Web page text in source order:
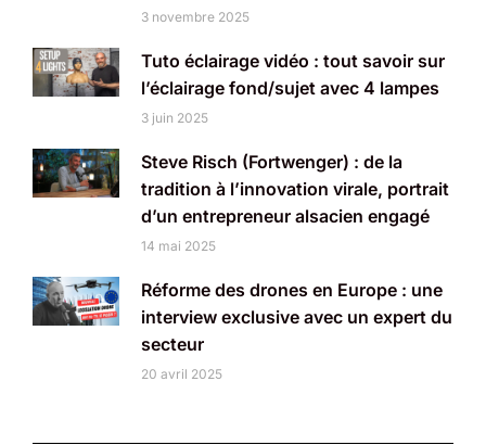
3 novembre 2025
Tuto éclairage vidéo : tout savoir sur
l’éclairage fond/sujet avec 4 lampes
3 juin 2025
Steve Risch (Fortwenger) : de la
tradition à l’innovation virale, portrait
d’un entrepreneur alsacien engagé
14 mai 2025
Réforme des drones en Europe : une
interview exclusive avec un expert du
secteur
20 avril 2025